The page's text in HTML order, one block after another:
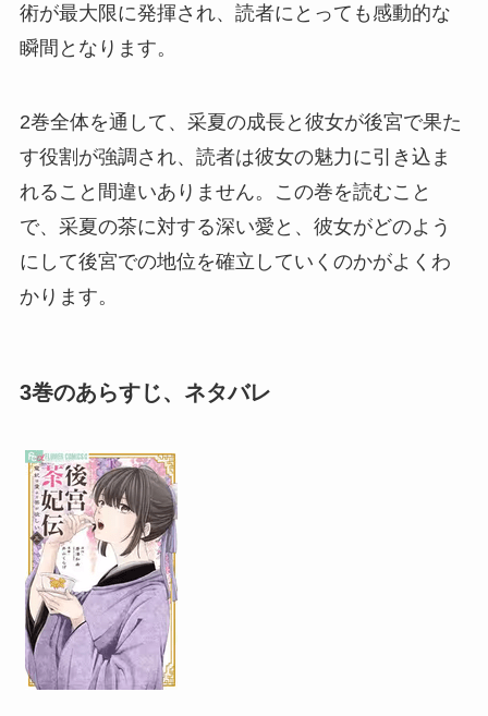
術が最大限に発揮され、読者にとっても感動的な
瞬間となります。
2巻全体を通して、采夏の成長と彼女が後宮で果た
す役割が強調され、読者は彼女の魅力に引き込ま
れること間違いありません。この巻を読むこと
で、采夏の茶に対する深い愛と、彼女がどのよう
にして後宮での地位を確立していくのかがよくわ
かります。
3巻のあらすじ、ネタバレ